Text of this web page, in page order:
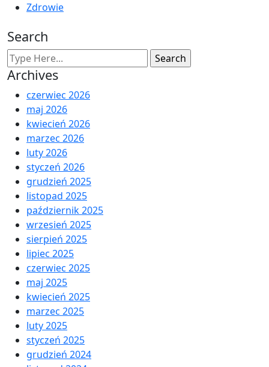
Zdrowie
Search
Archives
czerwiec 2026
maj 2026
kwiecień 2026
marzec 2026
luty 2026
styczeń 2026
grudzień 2025
listopad 2025
październik 2025
wrzesień 2025
sierpień 2025
lipiec 2025
czerwiec 2025
maj 2025
kwiecień 2025
marzec 2025
luty 2025
styczeń 2025
grudzień 2024